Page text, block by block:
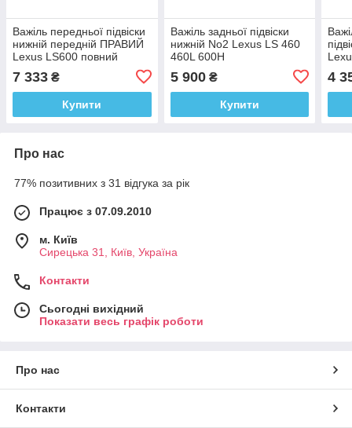
Важіль передньої підвіски
нижній передній ПРАВИЙ
Lexus LS600 повний
7 333 ₴
Купити
Важіль задньої підвіски
нижній No2 Lexus LS 460
460L 600H
5 900₴
Купити
4
Про нас
77% позитивних з 31 відгука за рік
Працює з 07.09.2010
м. Київ
Сирецька 31, Київ, Україна
Контакти
Сьогодні вихідний
Показати весь графік роботи
Про нас
Контакти